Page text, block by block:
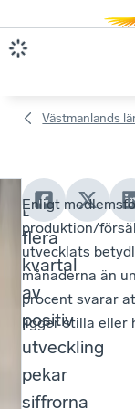
Västmanlands
Efter
flera
kvartal
av
positiv
utveckling
pekar
siffrorna
Enligt
produktion/
utvecklats
månaderna än
procent svarar
ligger stilla eller